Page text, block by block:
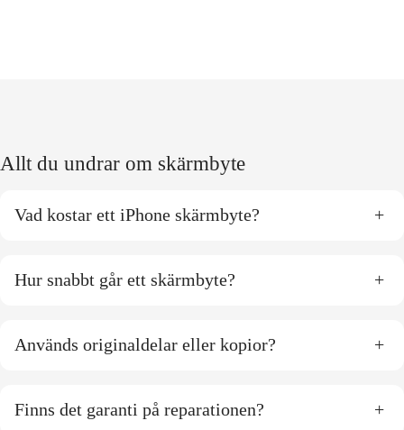
Allt du undrar om skärmbyte
Vad kostar ett iPhone skärmbyte? +
Hur snabbt går ett skärmbyte? +
Används originaldelar eller kopior? +
Finns det garanti på reparationen? +